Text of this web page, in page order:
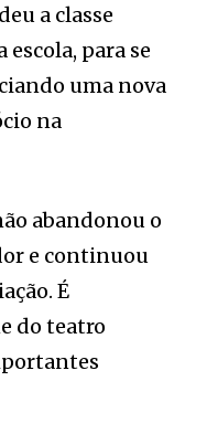
a classe
para se
uma nova
na
abandonou o
e continuou
É
do teatro